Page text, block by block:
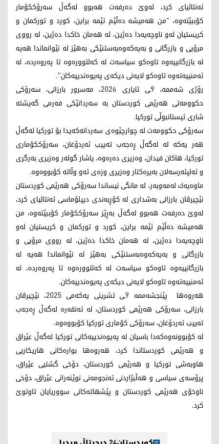
ئه‌نتالیای كرد، له‌وێ ده‌رفه‌ت هه‌بوو له‌گه‌ڵ سه‌رۆككۆمار
كۆببێته‌وه‌، "من هه‌میشه‌ ده‌ڵێم ئێمه‌ براین، كورد و توركمان و
كریستیان له‌و ناوچه‌یه‌دا ده‌ژین، له‌ هه‌مان خاكدا ده‌ژین، له‌ رووی
مرۆیی و بازرگانی و به‌یه‌كه‌وه‌به‌ستنێكی به‌هێز له‌ نێوانماندا هه‌یه‌
له‌ بازرگانییه‌وه‌ تاوه‌كو سیاسه‌ت له‌ كه‌لتووره‌وه‌ تا په‌روه‌رده‌، له‌
ئه‌منییه‌ته‌وه‌‌ تاوه‌كو لایه‌نی دیكه‌ی په‌یوه‌ندییه‌كان".
رۆژی شەممە، 9ـی ئایاری 2026، مەسرور بارزانی، سەرۆکی
حکوومەتی هەرێمی کوردستان بە سەردانێکی فەرمی گەیشتە
شاری ئیستانبوڵی تورکیا.
سەرۆکی حکوومەت لە چوارچێوەی سەردانەکەیدا بۆ تورکیا لەگەڵ
هەر یەکە لە لەگەڵ ڕەجەب تەییب ئەردۆغان، سەرۆککۆماری
تورکیا، هاکان فیدان، وەزیری دەرەوە، یاشار گولەر وەزیری بەرگری
و ئەلپئەرسەلان بەیرەکتار وەزیری وزەی ئەو وڵاتە کۆبووەوە.
ماوه‌یه‌ك له‌مه‌وبه‌ر، له‌ مانگی نیساندا سه‌رۆكی هه‌رێمی كوردستان
نێچیرڤان بارزانی به‌شداری له‌ كۆڕبه‌ندی دیپلۆماسی ئه‌نتالیای كرد،
له‌وێ ده‌رفه‌ت هه‌بوو له‌گه‌ڵ به‌ڕێز سه‌رۆككۆمار كۆببێته‌وه‌، من
هه‌میشه‌ ده‌ڵێم ئێمه‌ براین، كورد و توركمان و كریستیان له‌و
ناوچه‌یه‌دا ده‌ژین، له‌ هه‌مان خاكدا ده‌ژین، له‌ رووی مرۆیی و
بازرگانی و به‌یه‌كه‌وه‌به‌ستنێكی به‌هێز له‌ نێوانماندا هه‌یه‌ له‌
بازرگانییه‌وه‌ تاوه‌كو سیاسه‌ت له‌ كه‌لتووره‌وه‌ تا په‌روه‌رده‌، له‌
ئه‌منییه‌ته‌وه‌‌ تاوه‌كو لایه‌نی دیكه‌ی په‌یوه‌ندییه‌كان.
هەروەها پێنجشه‌ممه‌ 9ـی تشرینی یەکەمی 2025، نێچيرڤان
بارزانى، سه‌رۆكى هه‌رێمى كوردستان، له‌ ئه‌نقه‌ره‌ له‌گه‌ڵ ڕه‌جه‌ب
ته‌ييب ئه‌ردۆغان، سه‌رۆكى كۆمارى توركيا كۆبووه‌وه‌.
له‌ كۆبوونه‌وه‌كه‌دا باسيان له‌ په‌يوه‌ندييه‌كانى توركيا له‌گه‌ڵ عێراق
و هه‌رێمى كوردستاندا كرد، هه‌روه‌ها بواره‌كانى هاريكاريى
هاوبه‌شى توركيا و هه‌رێمى كوردستان، دۆخى گشتيى عێراق،
پرۆسه‌ى سياسى و هه‌ڵبژاردنى ئه‌نجومه‌نى نوێنه‌رانى عێراق، دۆخى
ناوخۆى هه‌رێمى كوردستان و پێشهاته‌كانى سووريايان تاوتوێ
كرد.